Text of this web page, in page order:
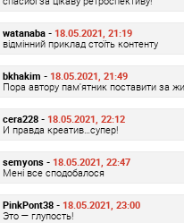
watanaba - 18.05.2021, 21:19
відмінний приклад стоїть контенту
bkhakim - 18.05.2021, 21:49
Пора автору пам'ятник поставити за
cera228 - 18.05.2021, 22:12
И правда креатив…супер!
semyons - 18.05.2021, 22:47
Мені все сподобалося
PinkPont38 - 18.05.2021, 23:00
Это — глупость!